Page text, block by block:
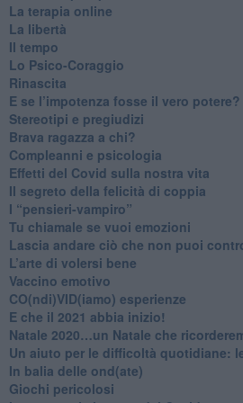
La terapia online
La libertà
​Il tempo
​Lo Psico-Coraggio
Rinascita
​E se l’impotenza fosse il vero potere?
Stereotipi e pregiudizi
​Brava ragazza a chi?
​Compleanni e psicologia
Effetti del Covid sulla nostra vita
Il segreto della felicità di coppia
​I “pensieri-vampiro”
​Tu chiamale se vuoi emozioni
​Lascia andare ciò che non puoi
L’arte di volersi bene
​Vaccino emotivo
CO(ndi)VID(iamo) esperienze
​E che il 2021 abbia inizio!
​Natale 2020…un Natale che
Un aiuto per le difficoltà quotidiane:
​In balia delle ond(ate)
Giochi pericolosi